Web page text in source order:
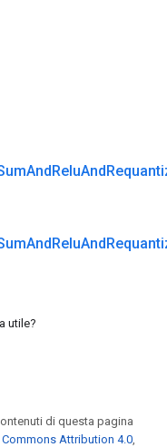
AndReluAnd
AndReluAnd
utile?
di questa pagina
Commons Attribution 4.0,